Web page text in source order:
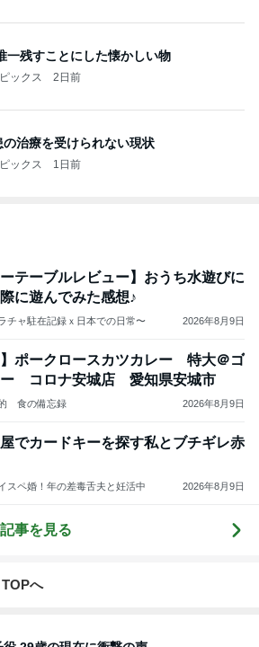
一残すことにした懐かしい物
ックス 2日前
の治療を受けられない現状
ックス 1日前
ーテーブルレビュー】おうち水遊びに
に遊んでみた感想♪
チャ駐在記録ｘ日本での日常〜 2026年8月9日
】ポークロースカツカレー 特大＠ゴ
ー コロナ安城店 愛知県安城市
的 食の備忘録 2026年8月9日
でカードキーを探す私とブチギレ赤
スペ婚！年の差毒舌夫と妊活中 2026年8月9日
事を見る
へ